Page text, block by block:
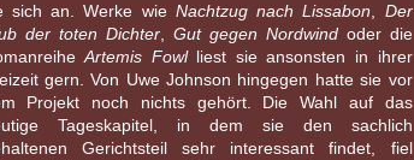
sich an. Werke wie Nachtzug nach Lissabon
Der
der toten Dichter, Gut gegen Nordwindoder die
Artemis Fowlliest sie ansonsten in ihrer
gern. Von Uwe Johnson hingegen hatte sie vor
Projekt noch nichts gehört. Die Wahl auf das
Tageskapitel, in dem sie den sachlich
Gerichtsteil sehr interessant findet, fiel